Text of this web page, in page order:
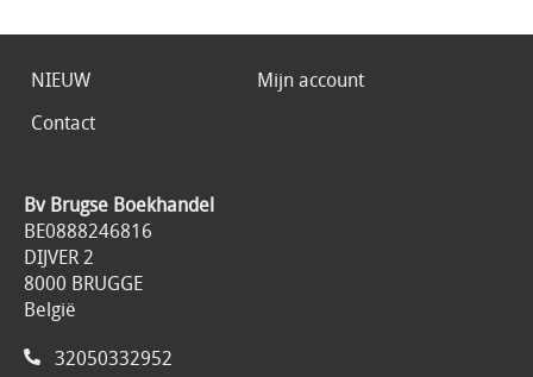
NIEUW
Mijn account
Contact
Bv Brugse Boekhandel
BE0888246816
DIJVER 2
8000 BRUGGE
België
32050332952